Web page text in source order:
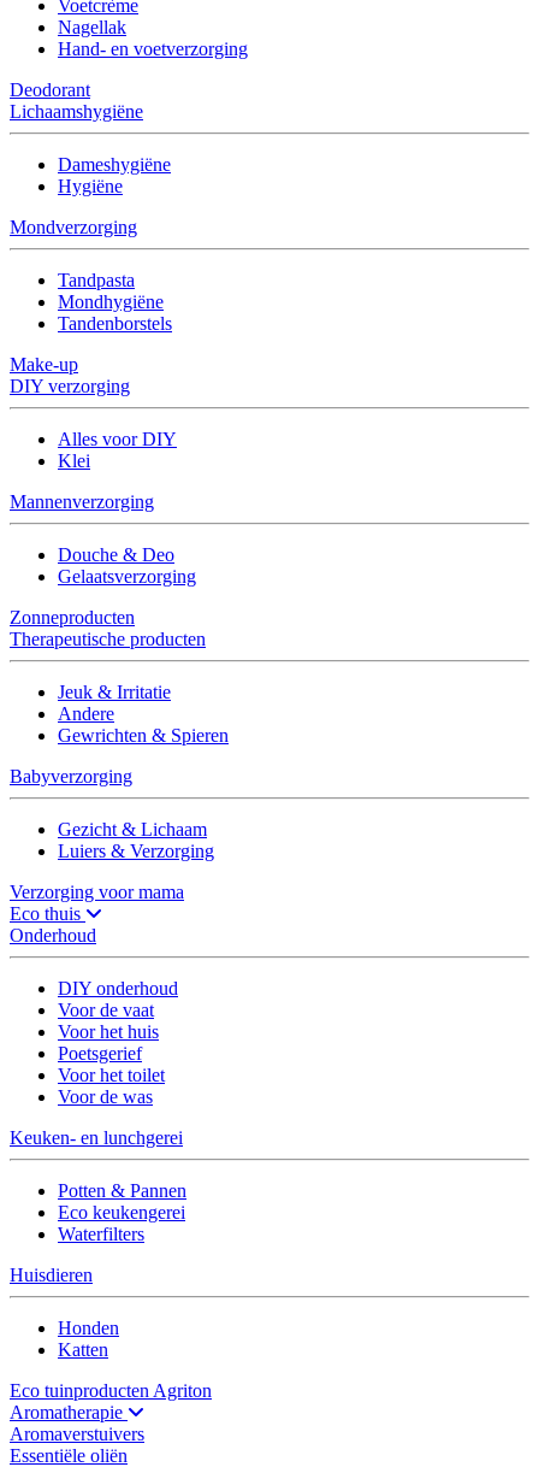
Voetcrème
Nagellak
Hand- en voetverzorging
Deodorant
Lichaamshygiëne
Dameshygiëne
Hygiëne
Mondverzorging
Tandpasta
Mondhygiëne
Tandenborstels
Make-up
DIY verzorging
Alles voor DIY
Klei
Mannenverzorging
Douche & Deo
Gelaatsverzorging
Zonneproducten
Therapeutische producten
Jeuk & Irritatie
Andere
Gewrichten & Spieren
Babyverzorging
Gezicht & Lichaam
Luiers & Verzorging
Verzorging voor mama
Eco thuis
Onderhoud
DIY onderhoud
Voor de vaat
Voor het huis
Poetsgerief
Voor het toilet
Voor de was
Keuken- en lunchgerei
Potten & Pannen
Eco keukengerei
Waterfilters
Huisdieren
Honden
Katten
Eco tuinproducten Agriton
Aromatherapie
Aromaverstuivers
Essentiële oliën